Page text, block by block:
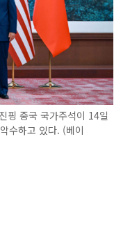
핑 중국 국가주석이 14일
수하고 있다. (베이